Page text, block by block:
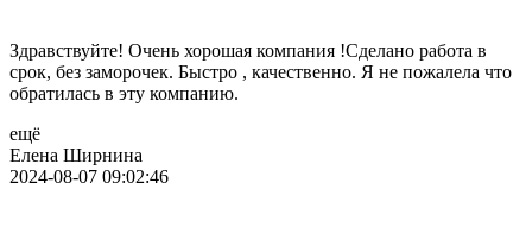
Здравствуйте! Очень хорошая компания !Сделано работа в
срок, без заморочек. Быстро , качественно. Я не пожалела что
обратилась в эту компанию.
ещё
Елена Ширнина
2024-08-07 09:02:46